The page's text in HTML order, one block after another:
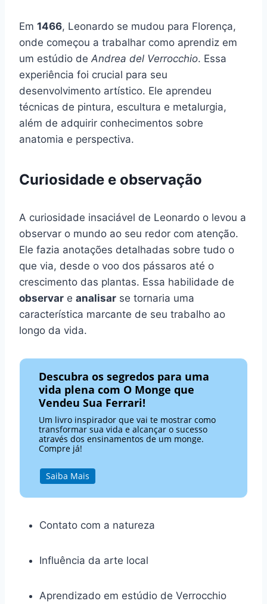
Em 1466, Leonardo se mudou para Florença,
onde começou a trabalhar como aprendiz em
um estúdio de Andrea del Verrocchio. Essa
experiência foi crucial para seu
desenvolvimento artístico. Ele aprendeu
técnicas de pintura, escultura e metalurgia,
além de adquirir conhecimentos sobre
anatomia e perspectiva.
Curiosidade e observação
A curiosidade insaciável de Leonardo o levou a
observar o mundo ao seu redor com atenção.
Ele fazia anotações detalhadas sobre tudo o
que via, desde o voo dos pássaros até o
crescimento das plantas. Essa habilidade de
observar e analisar se tornaria uma
característica marcante de seu trabalho ao
longo da vida.
Descubra os segredos para uma
vida plena com O Monge que
Vendeu Sua Ferrari!
Um livro inspirador que vai te mostrar como
transformar sua vida e alcançar o sucesso
através dos ensinamentos de um monge.
Compre já!
Saiba Mais
Contato com a natureza
Influência da arte local
Aprendizado em estúdio de Verrocchio